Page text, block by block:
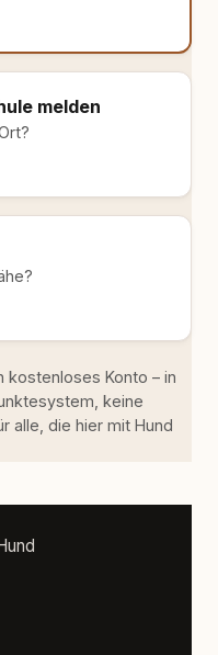
melden
kostenloses Konto – in
keine
alle, die hier mit Hund